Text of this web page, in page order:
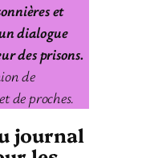
et
dialogue
des prisons.
de
de proches.
journal